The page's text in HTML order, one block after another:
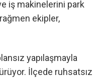
iş makinelerini park
ekipler,
yapılaşmayla
İlçede ruhsatsız